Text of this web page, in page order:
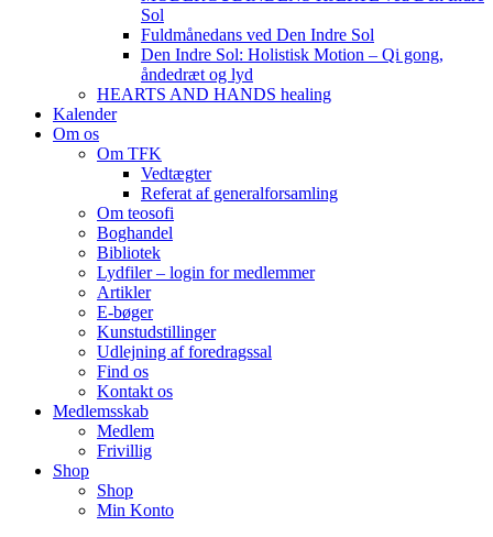
Sol
Fuldmånedans ved Den Indre Sol
Den Indre Sol: Holistisk Motion – Qi gong,
åndedræt og lyd
HEARTS AND HANDS healing
Kalender
Om os
Om TFK
Vedtægter
Referat af generalforsamling
Om teosofi
Boghandel
Bibliotek
Lydfiler – login for medlemmer
Artikler
E-bøger
Kunstudstillinger
Udlejning af foredragssal
Find os
Kontakt os
Medlemsskab
Medlem
Frivillig
Shop
Shop
Min Konto